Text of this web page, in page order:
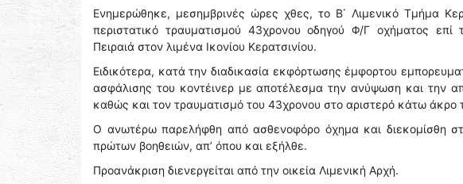
Ενημερώθηκε, μεσημβρινές ώρες χθες, το Β΄ Λιμενικό Τμήμα
περιστατικό τραυματισμού 43χρονου οδηγού Φ/Γ οχήματος
Πειραιά στον λιμένα Ικονίου Κερατσινίου.
Ειδικότερα, κατά την διαδικασία εκφόρτωσης έμφορτου
ασφάλισης του κοντέινερ με αποτέλεσμα την ανύψωση και την
καθώς και τον τραυματισμό του 43χρονου στο αριστερό κάτω άκρο
Ο ανωτέρω παρελήφθη από ασθενοφόρο όχημα και διεκομίσθη
πρώτων βοηθειών, απ’ όπου και εξήλθε.
Προανάκριση διενεργείται από την οικεία Λιμενική Αρχή.